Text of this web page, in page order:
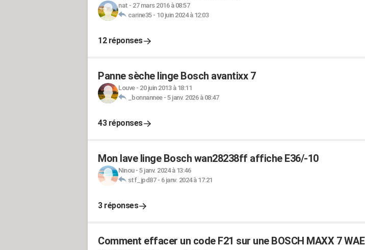
nat - 27 mars 2016 à 08:57
carine35- 10 juin 2024 à 12:03
12 réponses
Panne sèche linge Bosch avantixx 7
Louve- 20 juin 2013 à 18:11
_bonnannee- 5 janv. 2026 à 08:47
43 réponses
Mon lave linge Bosch wan28238ff affiche E36/-10
Ninou- 5 janv. 2024 à 13:46
stf_jpd87- 6 janv. 2024 à 17:21
3 réponses
Comment effacer un code F21 sur une BOSCH MAXX 7 WAE